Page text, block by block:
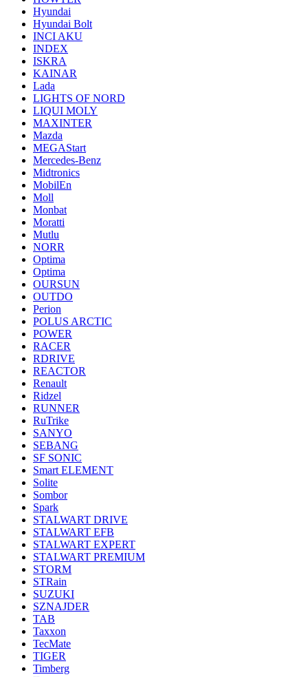
Hyundai
Hyundai Bolt
INCI AKU
INDEX
ISKRA
KAINAR
Lada
LIGHTS OF NORD
LIQUI MOLY
MAXINTER
Mazda
MEGAStart
Mercedes-Benz
Midtronics
MobilEn
Moll
Monbat
Moratti
Mutlu
NORR
Optima
Optima
OURSUN
OUTDO
Perion
POLUS ARCTIC
POWER
RACER
RDRIVE
REACTOR
Renault
Ridzel
RUNNER
RuTrike
SANYO
SEBANG
SF SONIC
Smart ELEMENT
Solite
Sombor
Spark
STALWART DRIVE
STALWART EFB
STALWART EXPERT
STALWART PREMIUM
STORM
STRain
SUZUKI
SZNAJDER
TAB
Taxxon
TecMate
TIGER
Timberg